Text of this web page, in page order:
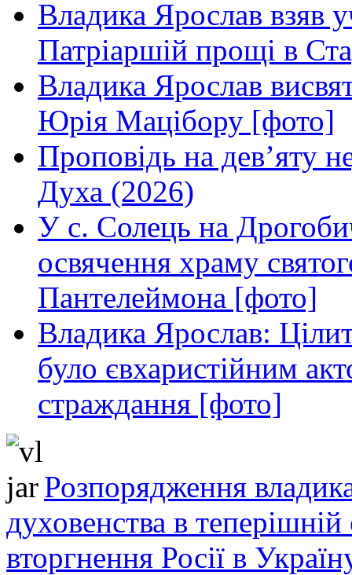
Владика Ярослав взяв
Патріаршій прощі в
Владика Ярослав
Юрія Мацібору [фото]
Проповідь на дев’яту
Духа (2026)
У с. Солець на
освячення храму
Пантелеймона [фото]
Владика Ярослав:
було євхаристійним
страждання [фото]
Розпорядження
духовенства в теперішній
вторгнення Росії в